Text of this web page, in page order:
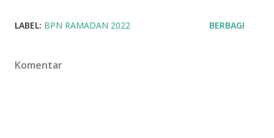
LABEL: BPN RAMADAN 2022 BERBAGI
Komentar